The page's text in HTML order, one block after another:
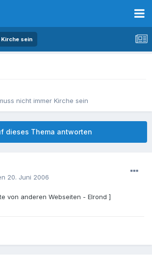
Kirche sein
nicht immer Kirche sein
dieses Thema antworten
20. Juni 2006
von anderen Webseiten - Elrond ]